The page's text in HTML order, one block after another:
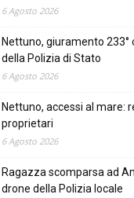
6 Agosto 2026
Nettuno, giuramento 233°
della Polizia di Stato
6 Agosto 2026
Nettuno, accessi al mare:
proprietari
6 Agosto 2026
Ragazza scomparsa ad
drone della Polizia locale